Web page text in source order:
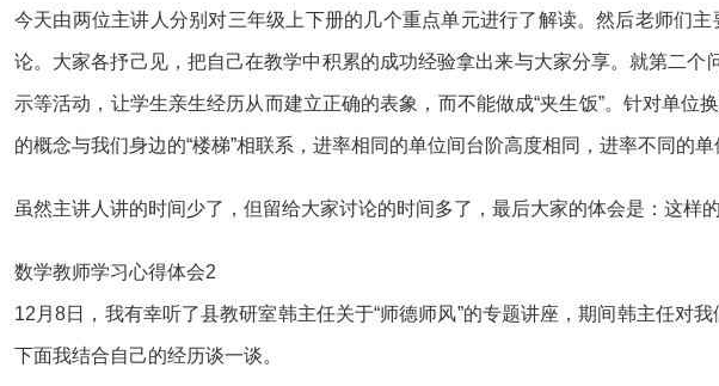
今天由两位主讲人分别对三年级上下册的几个重点单元进行了解读。然后老师们
论。大家各抒己见，把自己在教学中积累的成功经验拿出来与大家分享。就第二
示等活动，让学生亲生经历从而建立正确的表象，而不能做成“夹生饭”。针对单位
的概念与我们身边的“楼梯”相联系，进率相同的单位间台阶高度相同，进率不同的
虽然主讲人讲的时间少了，但留给大家讨论的时间多了，最后大家的体会是：这样
数学教师学习心得体会2
12月8日，我有幸听了县教研室韩主任关于“师德师风”的专题讲座，期间韩主任对
下面我结合自己的经历谈一谈。